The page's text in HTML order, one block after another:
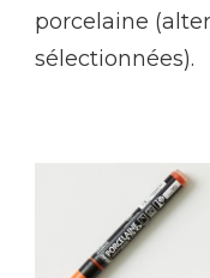
porcelaine
sélectionnées).